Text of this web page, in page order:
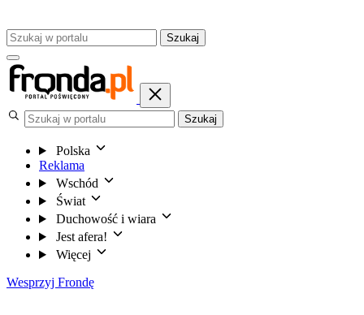
Szukaj
Szukaj
Polska
Reklama
Wschód
Świat
Duchowość i wiara
Jest afera!
Więcej
Wesprzyj Frondę